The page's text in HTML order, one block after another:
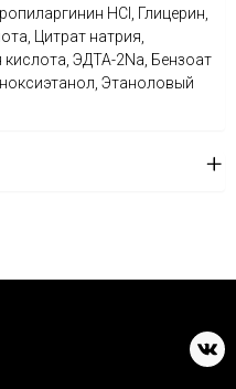
HCl, Глицерин,
Цитрат натрия,
ЭДТА-2Na, Бензоат
Этаноловый